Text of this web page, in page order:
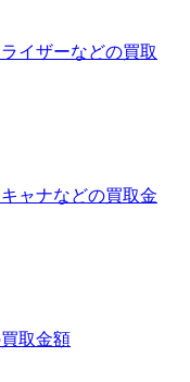
イザーなどの買取
ャナなどの買取金
取金額